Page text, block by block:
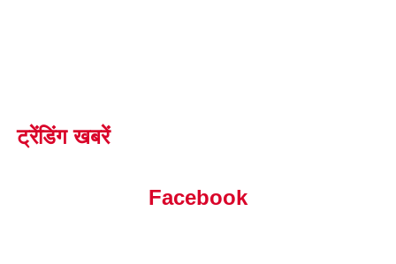
ट्रेंडिंग खबरें
Facebook